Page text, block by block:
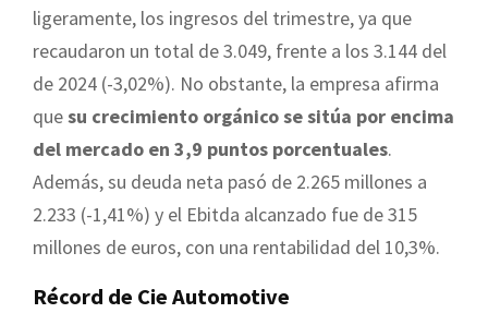
ligeramente, los ingresos del trimestre, ya que
recaudaron un total de 3.049, frente a los 3.144 del
de 2024 (-3,02%). No obstante, la empresa afirma
quesu crecimiento orgánico se sitúa por encima
del mercado en 3,9 puntos porcentuales.
Además, su deuda neta pasó de 2.265 millones a
2.233 (-1,41%) y el Ebitda alcanzado fue de 315
millones de euros, con una rentabilidad del 10,3%.
Récord de Cie Automotive